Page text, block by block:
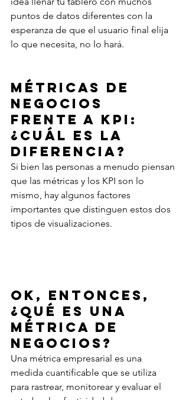
puntos de datos diferentes con la
esperanza de que el usuario final elija
lo que necesita, no lo hará.
Métricas de
negocios
frente a KPI:
¿cuál es la
diferencia?
Si bien las personas a menudo piensan
que las métricas y los KPI son lo
mismo, hay algunos factores
importantes que distinguen estos dos
tipos de visualizaciones.
OK, entonces,
¿qué es una
métrica de
negocios?
Una métrica empresarial es una
medida cuantificable que se utiliza
para rastrear, monitorear y evaluar el